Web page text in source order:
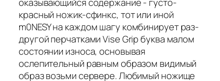
красный ножик-сфинкс, тот или иной
m0NESY на каждом шагу комбинирует раз-
другой перчатками Vise Grip буква малом
состоянии износа, основывая
ослепительный равным образом видимый
образ возьми сервере. Любимый ножище